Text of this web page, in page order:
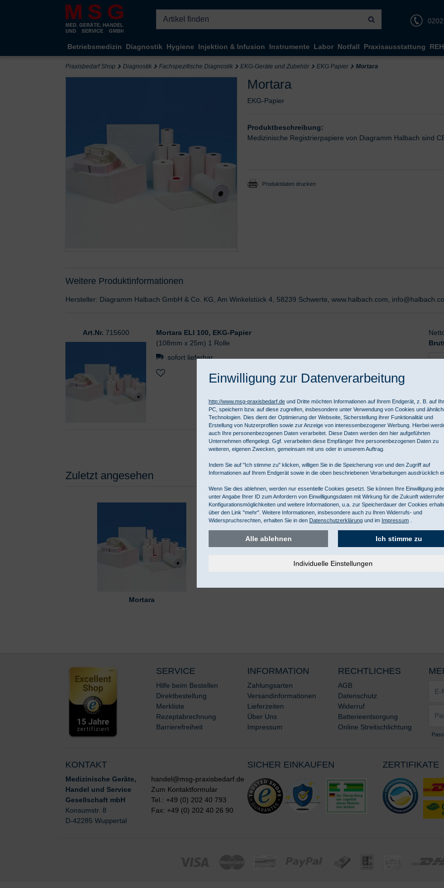
Kompletten Head der Seite überspringen
Betriebsmedizin Diagnostik Hygiene Injektion & Infusion Instrumente Labor Notfall Praxisausstattung
Praxisbedarf Shop Diagnostik Fachspezifische Diagnostik EKG-Geräte und Zubehör EKG Papier Mortara
Mortara
EKG-Papier
Produktbeschreibung:
Medizinische Registrierpapiere von Diagramm Halbach sind
Produktdaten drucken
Weitere Produktinformationen
Hersteller: Diagramm Halbach GmbH & Co. KG, Am Winkelstück 4, 58239 Schwerte, www.halbach.com,
Art.Nr. 715600
Mortara ELI 100, EKG-Papier
(108mm x 25m) 1 Rolle
sofort lieferbar
Zuletzt angesehen
Mortara
SERVICE
Hilfe beim Bestellen
Direktbestellung
Merkliste
Rezeptabrechnung
Barrierefreiheit
INFORMATION
Zahlungsarten
Versandinformationen
Lieferzeiten
Über Uns
Impressum
RECHTLICHES
AGB
Datenschutz
Widerruf
Batterieentsorgung
Online Streitschlichtung
Mail-
KONTAKT
Medizinische Geräte,
Handel und Service
Gesellschaft mbH
Konsumstr. 8
D-42285 Wuppertal
handel@msg-praxisbedarf.de
Zum Kontaktformular
Tel.: +49 (0) 202 40 793
Fax: +49 (0) 202 40 26 90
SICHER EINKAUFEN ZERTIFIKATE
Einwilligung zur Datenverarbeitung
http://www.msg-praxisbedarf.de und Dritte möchten Informationen auf Ihrem Endgerät, z. B. auf
PC, speichern bzw. auf diese zugreifen, insbesondere unter Verwendung von Cookies und
Technologien. Dies dient der Optimierung der Webseite, Sicherstellung ihrer Funktionalität und
Erstellung von Nutzerprofilen sowie zur Anzeige von interessenbezogener Werbung. Hierbei
auch Ihre personenbezogenen Daten verarbeitet. Diese Daten werden den hier aufgeführten
Unternehmen offengelegt. Ggf. verarbeiten diese Empfänger Ihre personenbezogenen Daten zu
weiteren, eigenen Zwecken, gemeinsam mit uns oder in unserem Auftrag.
Indem Sie auf "Ich stimme zu" klicken, willigen Sie in die Speicherung von und den Zugriff auf
Informationen auf Ihrem Endgerät sowie in die oben beschriebenen Verarbeitungen ausdrücklich
Wenn Sie dies ablehnen, werden nur essentielle Cookies gesetzt. Sie können Ihre Einwilligung
unter Angabe Ihrer ID zum Anfordern von Einwilligungsdaten mit Wirkung für die Zukunft
Konfigurationsmöglichkeiten und weitere Informationen, u.a. zur Speicherdauer der Cookies
über den Link "mehr". Weitere Informationen, insbesondere auch zu Ihren Widerrufs- und
Widerspruchsrechten, erhalten Sie in den Datenschutzerklärung und im Impressum
Ich stimme zu
Alle ablehnen